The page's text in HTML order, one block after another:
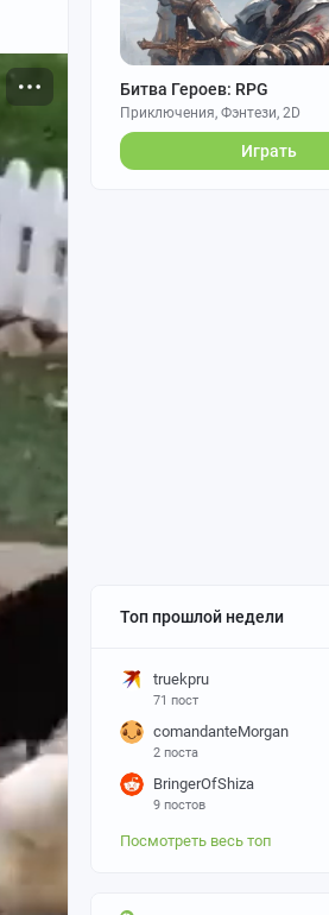
Битва Героев: RPG
Приключения, Фэнтези, 2D
Играть
Топ прошлой недели
truekpru
71 пост
comandanteMorgan
2 поста
BringerOfShiza
9 постов
Посмотреть весь топ